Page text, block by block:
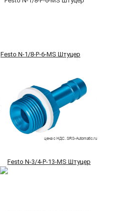
Festo N-1/8-P-6-MS Штуцер
Festo N-3/4-P-13-MS Штуцер